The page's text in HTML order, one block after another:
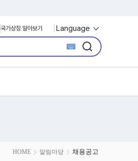
국가상징 알아보기 Language
검색
검색
HOME 알림마당 채용공고